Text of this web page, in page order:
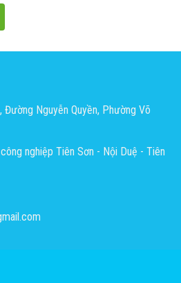
Nguyễn Quyền, Phường Võ
nghiệp Tiên Sơn - Nội Duệ - Tiên